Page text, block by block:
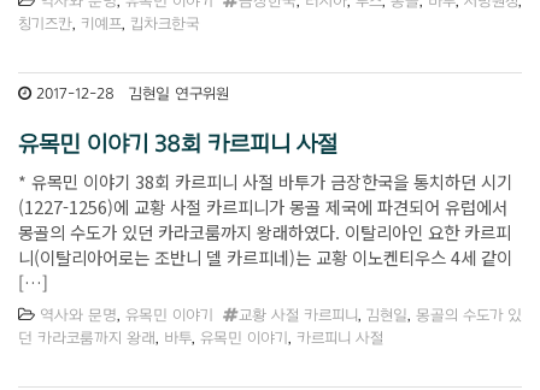
칭기즈칸, 키예프, 킵차크한국
2017-12-28 김현일 연구위원
유목민 이야기 38회 카르피니 사절
* 유목민 이야기 38회 카르피니 사절 바투가 금장한국을 통치하던 시기
(1227-1256)에 교황 사절 카르피니가 몽골 제국에 파견되어 유럽에서
몽골의 수도가 있던 카라코룸까지 왕래하였다. 이탈리아인 요한 카르피
니(이탈리아어로는 조반니 델 카르피네)는 교황 이노켄티우스 4세 같이
[…]
역사와 문명, 유목민 이야기 교황 사절 카르피니, 김현일, 몽골의 수도가 있
던 카라코룸까지 왕래, 바투, 유목민 이야기 , 카르피니 사절